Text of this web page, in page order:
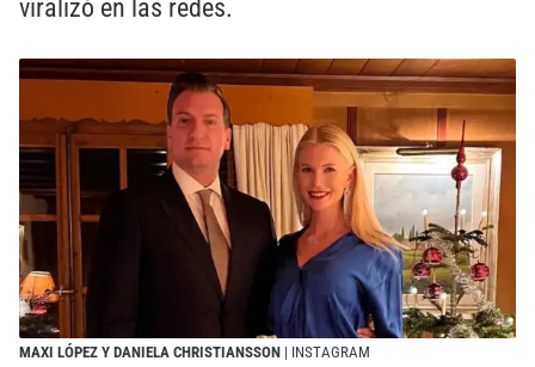
viralizó en las redes.
MAXI LÓPEZ Y DANIELA CHRISTIANSSON | INSTAGRAM